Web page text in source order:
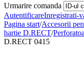
Urmarire comanda
AutentificareInregistrati-
Pagina start/Accesorii
hartie D.RECT/
D.RECT 0415